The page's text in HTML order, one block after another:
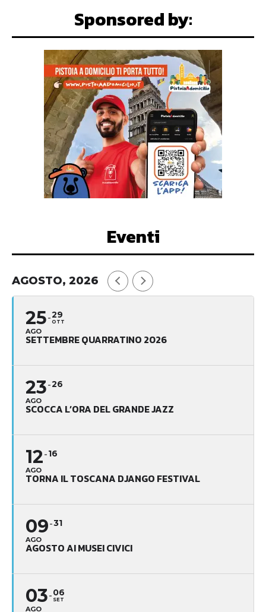
Sponsored by:
Eventi
AGOSTO, 2026
25
AGO
29
OTT
SETTEMBRE QUARRATINO 2026
23
AGO
26
SCOCCA L’ORA DEL GRANDE JAZZ
12
AGO
16
TORNA IL TOSCANA DJANGO FESTIVAL
09
AGO
31
AGOSTO AI MUSEI CIVICI
03
AGO
06
SET